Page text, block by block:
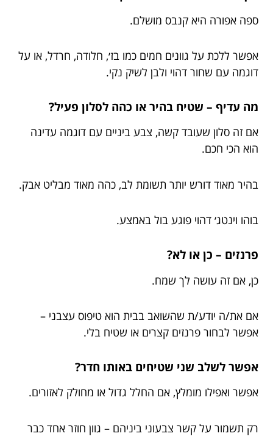
ספה אפורה היא קנבס מושלם.
אפשר ללכת על גוונים חמים כמו בז׳, חלודה, חרדל, או על
דוגמה עם שחור דהוי ולבן לשיק נקי.
מה עדיף – שטיח בהיר או כהה לסלון פעיל?
אם זה סלון שעובד קשה, צבע ביניים עם דוגמה עדינה
הוא הכי חכם.
בהיר מאוד דורש יותר תשומת לב, כהה מאוד מבליט אבק.
בוהו וינטג׳ דהוי פוגע בול באמצע.
פרנזים – כן או לא?
כן, אם זה עושה לך שמח.
אם את/ה יודע/ת שהשואב בבית הוא טיפוס עצבני –
אפשר לבחור פרנזים קצרים או שטיח בלי.
אפשר לשלב שני שטיחים באותו חדר?
אפשר ואפילו מומלץ, אם החלל גדול או מחולק לאזורים.
רק תשמור על קשר צבעוני ביניהם – גוון חוזר אחד כבר